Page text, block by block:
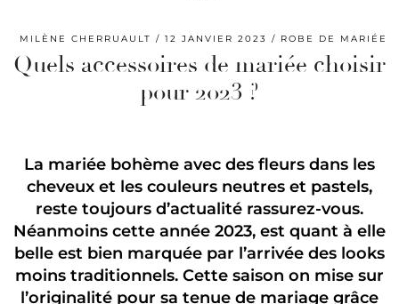
MILÈNE CHERRUAULT 12 JANVIER 2023 ROBE DE MARIÉE
Quels accessoires de mariée choisir
pour 2023 ?
La mariée bohème avec des fleurs dans les
cheveux et les couleurs neutres et pastels,
reste toujours d’actualité rassurez-vous.
Néanmoins cette année 2023, est quant à elle
belle est bien marquée par l’arrivée des looks
moins traditionnels. Cette saison on mise sur
l’originalité pour sa tenue de mariage grâce